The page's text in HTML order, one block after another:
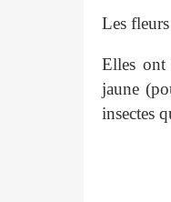
Les
Elles ont
jaune
insectes